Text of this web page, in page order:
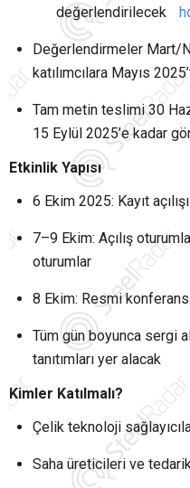
değerlendirilecek
Değerlendirmeler Mart/
katılımcılara Mayıs
Tam metin teslimi 30
15 Eylül 2025’e kadar
Etkinlik Yapısı
6 Ekim 2025: Kayıt
7–9 Ekim: Açılış
oturumlar
8 Ekim: Resmi
Tüm gün boyunca sergi
tanıtımları yer alacak
Kimler Katılmalı?
Çelik teknoloji
Saha üreticileri ve